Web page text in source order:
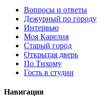
Вопросы и ответы
Дежурный по городу
Интервью
Моя Карелия
Старый город
Открытая дверь
По Тихому
Гость в студии
Навигация